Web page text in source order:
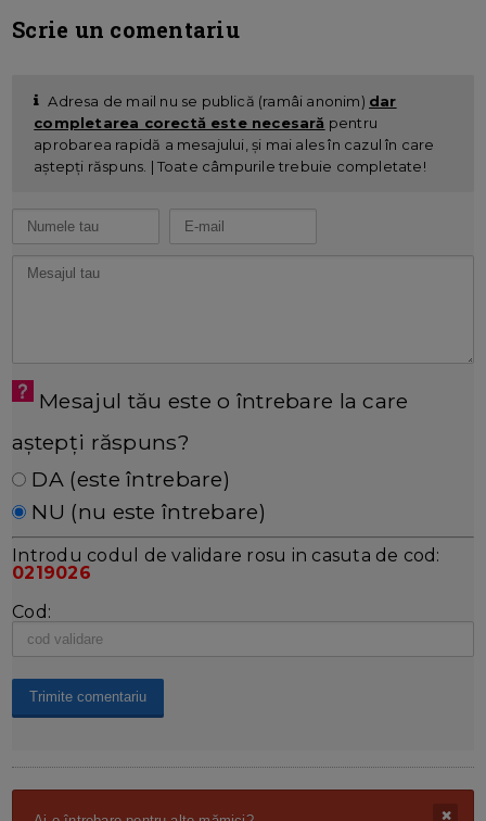
Scrie un comentariu
Adresa de mail nu se publică (ramâi anonim) dar
completarea corectă este necesară pentru
aprobarea rapidă a mesajului, și mai ales în cazul în care
aștepți răspuns. | Toate câmpurile trebuie completate!
Mesajul tău este o întrebare la care
aștepți răspuns?
DA (este întrebare)
NU (nu este întrebare)
Introdu codul de validare rosu in casuta de cod:
0219026
Cod: